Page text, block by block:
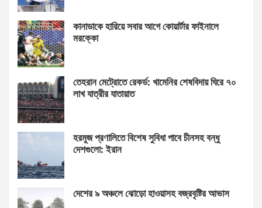
কানাডাকে হারিয়ে সবার আগে কোয়ার্টার ফাইনালে
মরক্কো
তেহরান মেট্রোতে রেকর্ড: খামেনির শেষবিদায় ঘিরে ৭০
লাখ যাত্রীর যাতায়াত
হরমুজ প্রণালিতে বিশেষ সুবিধা পাবে চীনসহ বন্ধু
দেশগুলো: ইরান
দেশের ৯ অঞ্চলে ঝোড়ো হাওয়াসহ বজ্রবৃষ্টির আভাস